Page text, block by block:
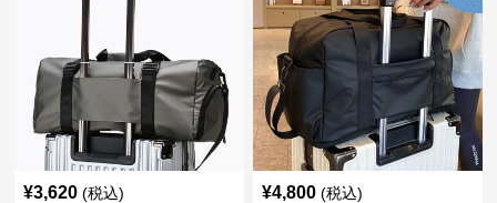
¥3,620 (税込) ¥4,800 (税込)